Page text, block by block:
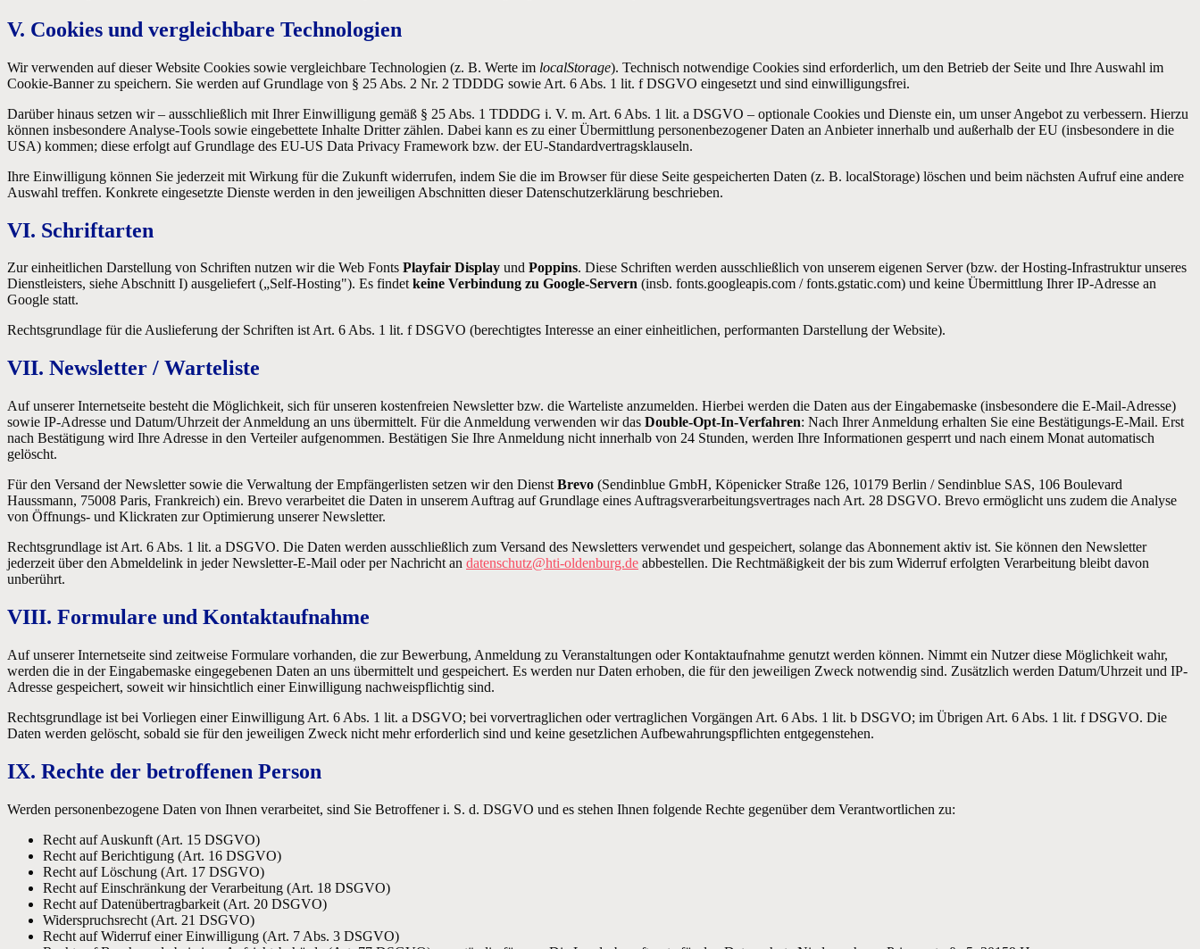
V. Cookies und vergleichbare Technologien
Wir verwenden auf dieser Website Cookies sowie vergleichbare Technologien (z. B. Werte im localStorage). Technisch notwendige Cookies sind erforderlich, um den Betrieb der Seite und Ihre Auswahl im
Cookie-Banner zu speichern. Sie werden auf Grundlage von § 25 Abs. 2 Nr. 2 TDDDG sowie Art. 6 Abs. 1 lit. f DSGVO eingesetzt und sind einwilligungsfrei.
Darüber hinaus setzen wir – ausschließlich mit Ihrer Einwilligung gemäß § 25 Abs. 1 TDDDG i. V. m. Art. 6 Abs. 1 lit. a DSGVO – optionale Cookies und Dienste ein, um unser Angebot zu verbessern. Hierzu
können insbesondere Analyse-Tools sowie eingebettete Inhalte Dritter zählen. Dabei kann es zu einer Übermittlung personenbezogener Daten an Anbieter innerhalb und außerhalb der EU (insbesondere in die
USA) kommen; diese erfolgt auf Grundlage des EU-US Data Privacy Framework bzw. der EU-Standardvertragsklauseln.
Ihre Einwilligung können Sie jederzeit mit Wirkung für die Zukunft widerrufen, indem Sie die im Browser für diese Seite gespeicherten Daten (z. B. localStorage) löschen und beim nächsten Aufruf eine andere
Auswahl treffen. Konkrete eingesetzte Dienste werden in den jeweiligen Abschnitten dieser Datenschutzerklärung beschrieben.
VI. Schriftarten
Zur einheitlichen Darstellung von Schriften nutzen wir die Web Fonts Playfair Display und Poppins. Diese Schriften werden ausschließlich von unserem eigenen Server (bzw. der Hosting-Infrastruktur unseres
Dienstleisters, siehe Abschnitt I) ausgeliefert („Self-Hosting"). Es findetkeine Verbindung zu Google-Servern (insb. fonts.googleapis.com / fonts.gstatic.com) und keine Übermittlung Ihrer IP-Adresse an
Google statt.
Rechtsgrundlage für die Auslieferung der Schriften ist Art. 6 Abs. 1 lit. f DSGVO (berechtigtes Interesse an einer einheitlichen, performanten Darstellung der Website).
VII. Newsletter / Warteliste
Auf unserer Internetseite besteht die Möglichkeit, sich für unseren kostenfreien Newsletter bzw. die Warteliste anzumelden. Hierbei werden die Daten aus der Eingabemaske (insbesondere die E-Mail-Adresse)
sowie IP-Adresse und Datum/Uhrzeit der Anmeldung an uns übermittelt. Für die Anmeldung verwenden wir das Double-Opt-In-Verfahren: Nach Ihrer Anmeldung erhalten Sie eine Bestätigungs-E-Mail. Erst
nach Bestätigung wird Ihre Adresse in den Verteiler aufgenommen. Bestätigen Sie Ihre Anmeldung nicht innerhalb von 24 Stunden, werden Ihre Informationen gesperrt und nach einem Monat automatisch
gelöscht.
Für den Versand der Newsletter sowie die Verwaltung der Empfängerlisten setzen wir den Dienst Brevo (Sendinblue GmbH, Köpenicker Straße 126, 10179 Berlin / Sendinblue SAS, 106 Boulevard
Haussmann, 75008 Paris, Frankreich) ein. Brevo verarbeitet die Daten in unserem Auftrag auf Grundlage eines Auftragsverarbeitungsvertrages nach Art. 28 DSGVO. Brevo ermöglicht uns zudem die Analyse
von Öffnungs- und Klickraten zur Optimierung unserer Newsletter.
Rechtsgrundlage ist Art. 6 Abs. 1 lit. a DSGVO. Die Daten werden ausschließlich zum Versand des Newsletters verwendet und gespeichert, solange das Abonnement aktiv ist. Sie können den Newsletter
jederzeit über den Abmeldelink in jeder Newsletter-E-Mail oder per Nachricht an datenschutz@hti-oldenburg.de abbestellen. Die Rechtmäßigkeit der bis zum Widerruf erfolgten Verarbeitung bleibt davon
unberührt.
VIII. Formulare und Kontaktaufnahme
Auf unserer Internetseite sind zeitweise Formulare vorhanden, die zur Bewerbung, Anmeldung zu Veranstaltungen oder Kontaktaufnahme genutzt werden können. Nimmt ein Nutzer diese Möglichkeit wahr,
werden die in der Eingabemaske eingegebenen Daten an uns übermittelt und gespeichert. Es werden nur Daten erhoben, die für den jeweiligen Zweck notwendig sind. Zusätzlich werden Datum/Uhrzeit und IP-
Adresse gespeichert, soweit wir hinsichtlich einer Einwilligung nachweispflichtig sind.
Rechtsgrundlage ist bei Vorliegen einer Einwilligung Art. 6 Abs. 1 lit. a DSGVO; bei vorvertraglichen oder vertraglichen Vorgängen Art. 6 Abs. 1 lit. b DSGVO; im Übrigen Art. 6 Abs. 1 lit. f DSGVO. Die
Daten werden gelöscht, sobald sie für den jeweiligen Zweck nicht mehr erforderlich sind und keine gesetzlichen Aufbewahrungspflichten entgegenstehen.
IX. Rechte der betroffenen Person
Werden personenbezogene Daten von Ihnen verarbeitet, sind Sie Betroffener i. S. d. DSGVO und es stehen Ihnen folgende Rechte gegenüber dem Verantwortlichen zu:
Recht auf Auskunft (Art. 15 DSGVO)
Recht auf Berichtigung (Art. 16 DSGVO)
Recht auf Löschung (Art. 17 DSGVO)
Recht auf Einschränkung der Verarbeitung (Art. 18 DSGVO)
Recht auf Datenübertragbarkeit (Art. 20 DSGVO)
Widerspruchsrecht (Art. 21 DSGVO)
Recht auf Widerruf einer Einwilligung (Art. 7 Abs. 3 DSGVO)